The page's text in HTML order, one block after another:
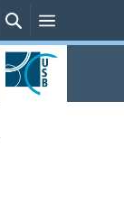
SucheMenü